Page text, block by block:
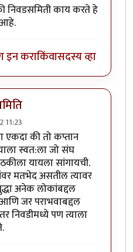
निवडसमिती काय करते हे
इन कराकिंवासदस्य व्हा
11:23
रोल ?byचौकटराजा
एकदा की तो कप्तान
स्वत:ला जो संघ
यायला सांगायची.
मतभेद असतील त्यावर
अनेक लोकांबद्दल
जर पराभवाबद्दल
निवडीमध्ये पण त्याला